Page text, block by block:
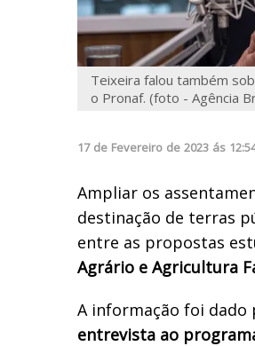
Teixeira falou também
o Pronaf. (foto - Agência
17 de Fevereiro de 2023 ás
Ampliar os
destinação de terras
entre as propostas
Agrário e Agricultura
A informação foi
entrevista ao